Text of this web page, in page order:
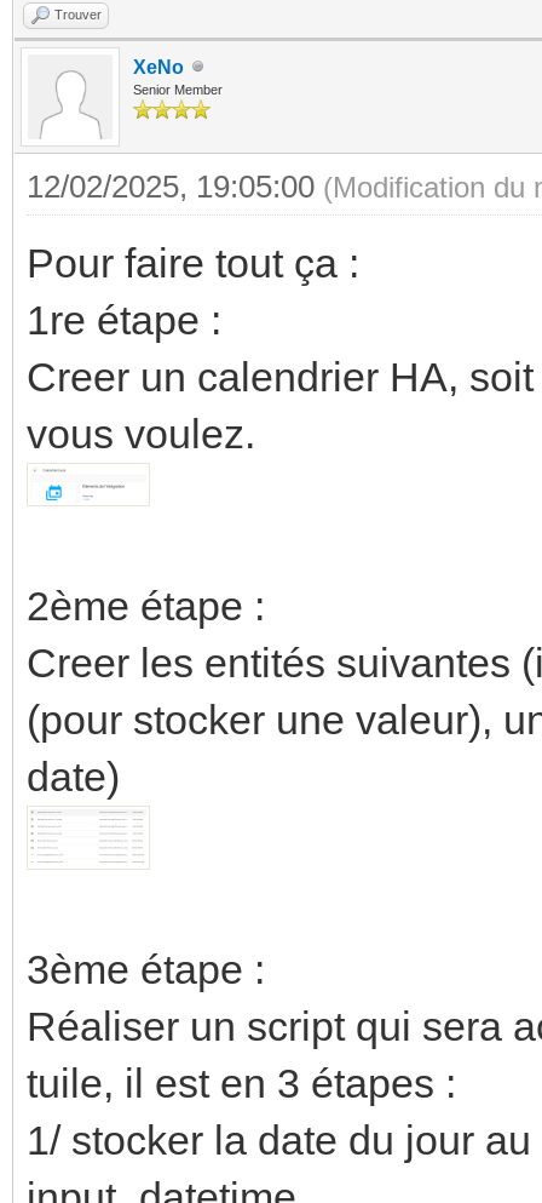
Trouver
XeNo
Senior Member
12/02/2025, 19:05:00 (Modification du
Pour faire tout ça :
1re étape :
Creer un calendrier HA,
vous voulez.
2ème étape :
Creer les entités suivantes
(pour stocker une valeur),
date)
3ème étape :
Réaliser un script qui sera
tuile, il est en 3 étapes :
1/ stocker la date du jour